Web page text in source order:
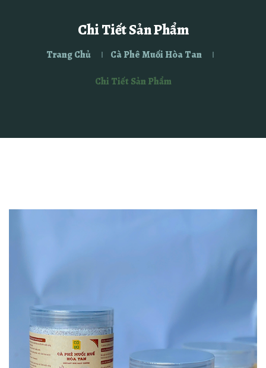
Chi Tiết Sản Phẩm
Trang Chủ Cà Phê Muối Hòa Tan
Chi Tiết Sản Phẩm